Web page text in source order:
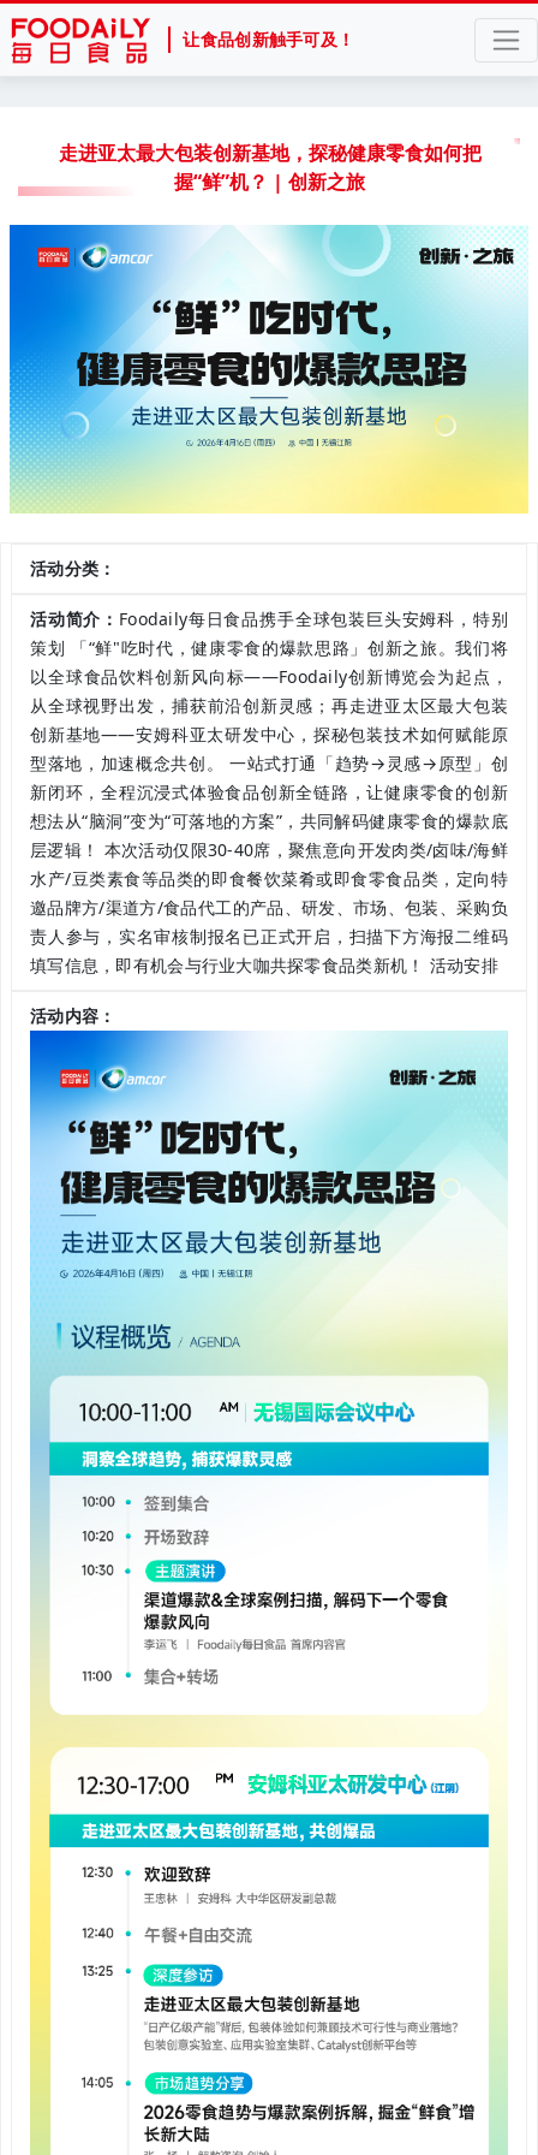
让食品创新触手可及！
走进亚太最大包装创新基地，探秘健康零食如何把
握“鲜”机？ | 创新之旅
活动分类：
活动简介： Foodaily每日食品携手全球包装巨头安姆科，特别
策划 「“鲜"吃时代，健康零食的爆款思路」创新之旅。我们将
以全球食品饮料创新风向标——Foodaily创新博览会为起点，
从全球视野出发，捕获前沿创新灵感；再走进亚太区最大包装
创新基地——安姆科亚太研发中心，探秘包装技术如何赋能原
型落地，加速概念共创。 一站式打通「趋势→灵感→原型」创
新闭环，全程沉浸式体验食品创新全链路，让健康零食的创新
想法从“脑洞”变为“可落地的方案”，共同解码健康零食的爆款底
层逻辑！ 本次活动仅限30-40席，聚焦意向开发肉类/卤味/海鲜
水产/豆类素食等品类的即食餐饮菜肴或即食零食品类，定向特
邀品牌方/渠道方/食品代工的产品、研发、市场、包装、采购负
责人参与，实名审核制报名已正式开启，扫描下方海报二维码
填写信息，即有机会与行业大咖共探零食品类新机！ 活动安排
活动内容：